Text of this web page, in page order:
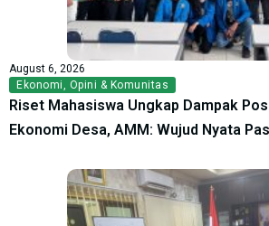
August 6, 2026
Ekonomi, Opini & Komunitas
Riset Mahasiswa Ungkap Dampak
Ekonomi Desa, AMM: Wujud Nyata